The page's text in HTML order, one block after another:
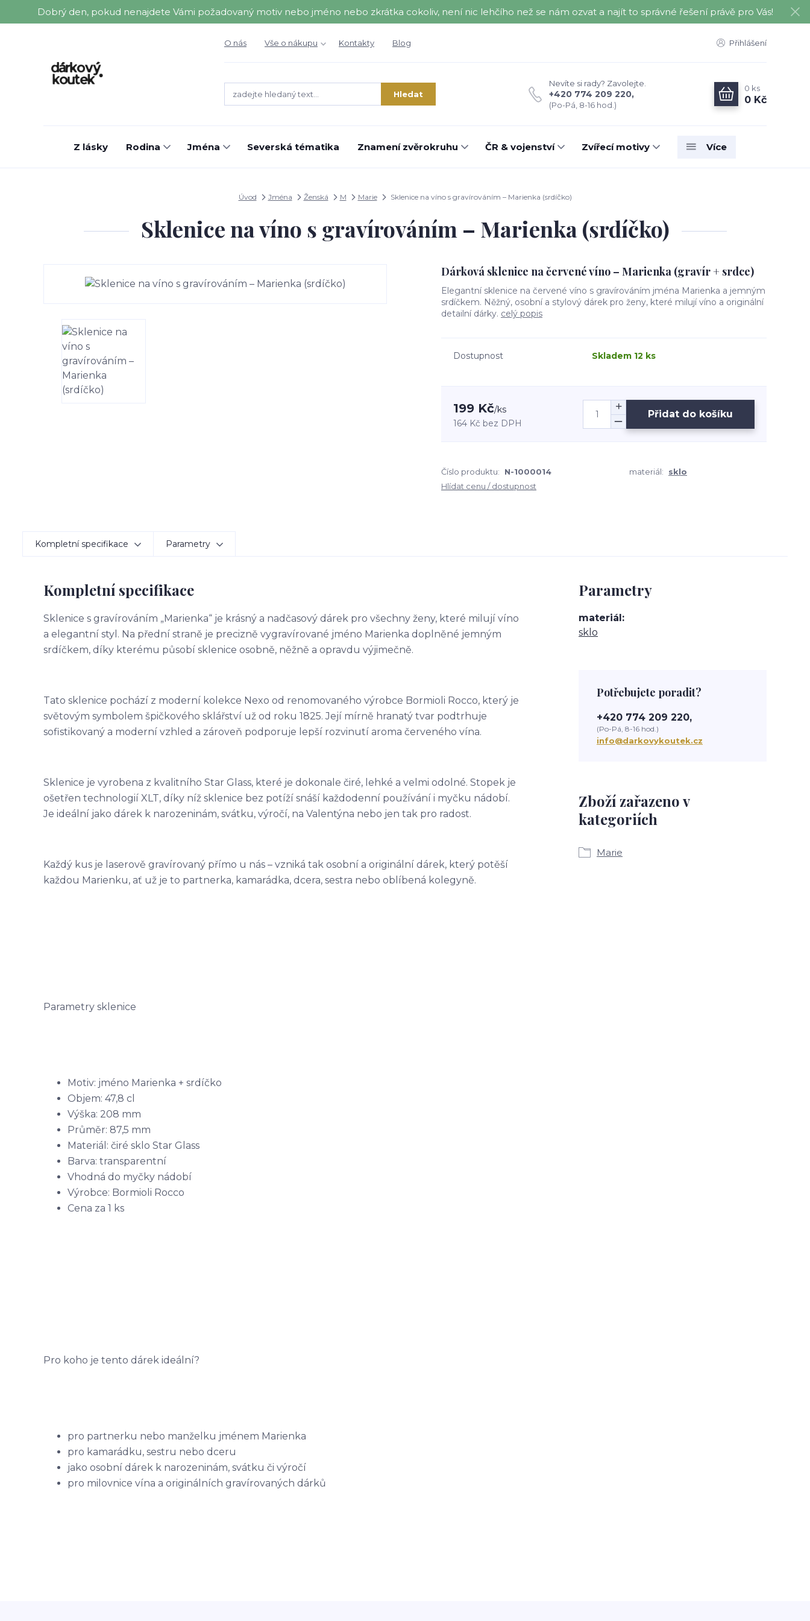
Dobrý den, pokud nenajdete Vámi požadovaný motiv nebo jméno nebo zkrátka cokoliv, není nic lehčího než se nám ozvat a najít to správné řešení právě pro Vás!
O nás Vše o nákupu Kontakty Blog Přihlášení
Hledat
Nevíte si rady? Zavolejte.
+420 774 209 220,
(Po-Pá, 8-16 hod.)
0 ks
0 Kč
Z lásky Rodina Jména Severská tématika Znamení zvěrokruhu ČR & vojenství Zvířecí motivy Více
Úvod Jména Ženská M Marie Sklenice na víno s gravírováním – Marienka (srdíčko)
Sklenice na víno s gravírováním – Marienka (srdíčko)
Dárková sklenice na červené víno – Marienka (gravír + srdce)
Elegantní sklenice na červené víno s gravírováním jména Marienka a jemným
srdíčkem. Něžný, osobní a stylový dárek pro ženy, které milují víno a originální
detailní dárky. celý popis
Dostupnost Skladem 12 ks
199 Kč/ks
164 Kč bez DPH
Přidat do košíku
Číslo produktu: N-1000014 materiál:
sklo
Hlídat cenu / dostupnost
Kompletní specifikace Parametry
Kompletní specifikace
Sklenice s gravírováním „Marienka“ je krásný a nadčasový dárek pro všechny ženy, které milují víno
a elegantní styl. Na přední straně je precizně vygravírované jméno Marienka doplněné jemným
srdíčkem, díky kterému působí sklenice osobně, něžně a opravdu výjimečně.
Tato sklenice pochází z moderní kolekce Nexo od renomovaného výrobce Bormioli Rocco, který je
světovým symbolem špičkového sklářství už od roku 1825. Její mírně hranatý tvar podtrhuje
sofistikovaný a moderní vzhled a zároveň podporuje lepší rozvinutí aroma červeného vína.
Sklenice je vyrobena z kvalitního Star Glass, které je dokonale čiré, lehké a velmi odolné. Stopek je
ošetřen technologií XLT, díky níž sklenice bez potíží snáší každodenní používání i myčku nádobí.
Je ideální jako dárek k narozeninám, svátku, výročí, na Valentýna nebo jen tak pro radost.
Každý kus je laserově gravírovaný přímo u nás – vzniká tak osobní a originální dárek, který potěší
každou Marienku, ať už je to partnerka, kamarádka, dcera, sestra nebo oblíbená kolegyně.
Parametry sklenice
Motiv: jméno Marienka + srdíčko
Objem: 47,8 cl
Výška: 208 mm
Průměr: 87,5 mm
Materiál: čiré sklo Star Glass
Barva: transparentní
Vhodná do myčky nádobí
Výrobce: Bormioli Rocco
Cena za 1 ks
Pro koho je tento dárek ideální?
pro partnerku nebo manželku jménem Marienka
pro kamarádku, sestru nebo dceru
jako osobní dárek k narozeninám, svátku či výročí
pro milovnice vína a originálních gravírovaných dárků
Parametry
materiál
sklo
Zboží zařazeno v
kategoriích
Marie
Potřebujete poradit?
+420 774 209 220,
(Po-Pá, 8-16 hod.)
info@darkovykoutek.cz